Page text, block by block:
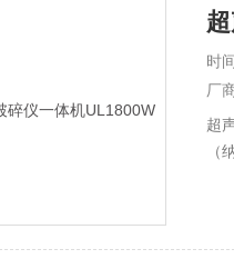
时
厂
超
（